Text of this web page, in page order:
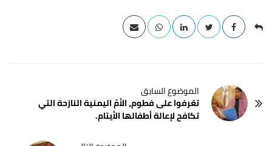
تعّرفوا على فطوم، الأمّ اليمنية النازحة التي
تكافح لإعالة أطفالها الأيتام.